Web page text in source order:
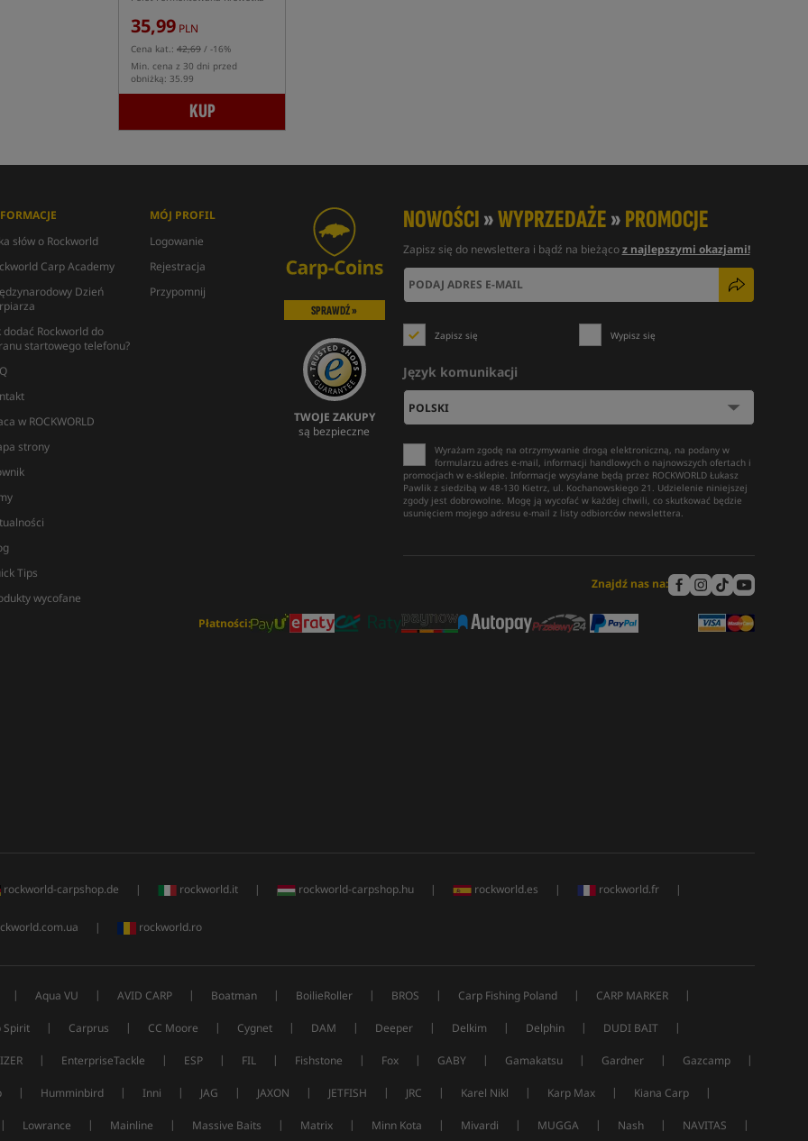
35,99 PLN
Cena kat.: 42,69 / -16%
Min. cena z 30 dni przed
obniżką: 35.99
KUP
NOWOŚCI»WYPRZEDAŻE»PROMOCJE
Zapisz się do newslettera i bądź na bieżącoz najlepszymi okazjami!
Zapisz się Wypisz się
Język komunikacji
Wyrażam zgodę na otrzymywanie drogą elektroniczną, na podany w
formularzu adres e-mail, informacji handlowych o najnowszych ofertach i
promocjach w e-sklepie. Informacje wysyłane będą przez ROCKWORLD Łukasz
Pawlik z siedzibą w 48-130 Kietrz, ul. Kochanowskiego 21. Udzielenie niniejszej
zgody jest dobrowolne. Mogę ją wycofać w każdej chwili, co skutkować będzie
usunięciem mojego adresu e-mail z listy odbiorców newslettera.
Znajdź nas na:
Płatności:
słów o Rockworld
Carp Academy
Dzień
dodać Rockworld do
startowego telefonu?
w ROCKWORLD
strony
Tips
wycofane
MÓJ PROFIL
Logowanie
Rejestracja
Przypomnij
SPRAWDŹ »
TWOJE ZAKUPY
są bezpieczne
rockworld-carpshop.de | rockworld.it | rockworld-carpshop.hu | rockworld.es | rockworld.fr |
| rockworld.ro
| Aqua VU | AVID CARP | Boatman | BoilieRoller | BROS | Carp Fishing Poland | CARP MARKER |
Spirit | Carprus | CC Moore | Cygnet | DAM | Deeper | Delkim | Delphin | DUDI BAIT |
| EnterpriseTackle | ESP | FIL | Fishstone | Fox | GABY | Gamakatsu | Gardner | Gazcamp |
| Humminbird | Inni | JAG | JAXON | JETFISH | JRC | Karel Nikl | Karp Max | Kiana Carp |
| Lowrance | Mainline | Massive Baits | Matrix | Minn Kota | Mivardi | MUGGA | Nash | NAVITAS |